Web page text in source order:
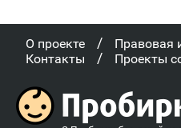
О проекте / Правовая
Контакты / Проекты